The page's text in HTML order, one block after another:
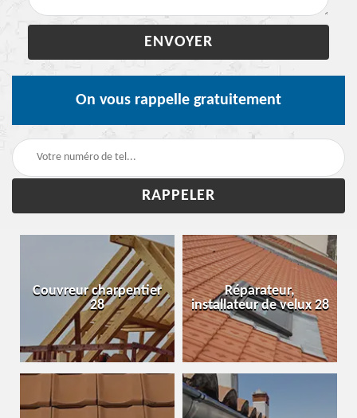
On vous rappelle gratuitement
Couvreur charpentier
28
Réparateur,
installateur de velux 28